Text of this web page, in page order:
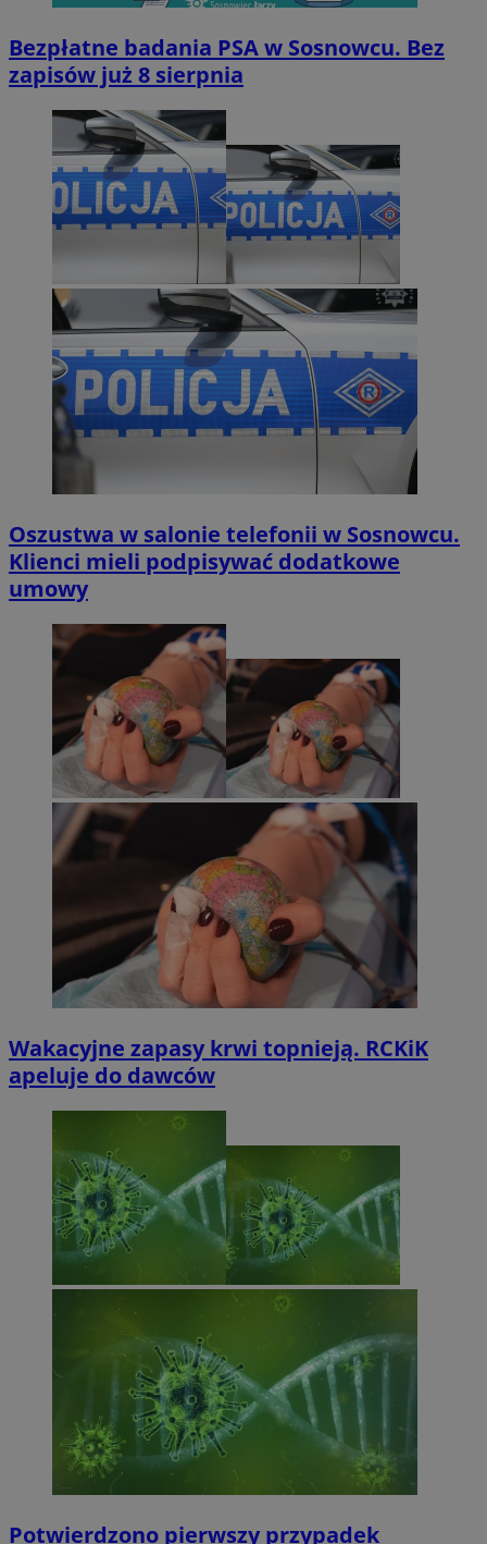
Bezpłatne badania PSA w Sosnowcu. Bez
zapisów już 8 sierpnia
Oszustwa w salonie telefonii w Sosnowcu.
Klienci mieli podpisywać dodatkowe
umowy
Wakacyjne zapasy krwi topnieją. RCKiK
apeluje do dawców
Potwierdzono pierwszy przypadek